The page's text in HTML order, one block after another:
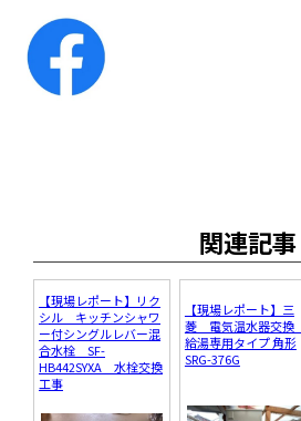
関連記事
【現場レポート】リク
シル キッチンシャワ
ー付シングルレバー混
合水栓 SF-
HB442SYXA 水栓交換
工事
【現場レポート】三
菱 電気温水器交換
給湯専用タイプ 角形
SRG-376G